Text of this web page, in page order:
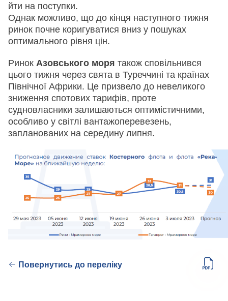
йти на поступки.
Однак можливо, що до кінця наступного тижня
ринок почне коригуватися вниз у пошуках
оптимального рівня цін.
Ринок Азовського моря також сповільнився
цього тижня через свята в Туреччині та країнах
Північної Африки. Це призвело до невеликого
зниження спотових тарифів, проте
судновласники залишаються оптимістичними,
особливо у світлі вантажоперевезень,
запланованих на середину липня.
Повернутись до переліку